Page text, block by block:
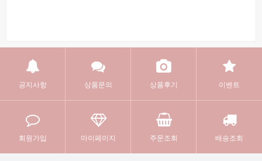
공지사항 상품문의 상품후기 이벤트
회원가입 마이페이지 주문조회 배송조회